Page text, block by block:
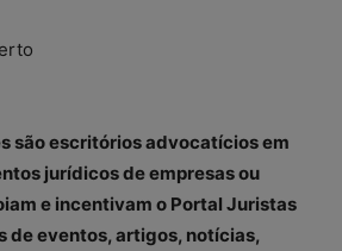
são escritórios advocatícios em
jurídicos de empresas ou
e incentivam o Portal Juristas
de eventos, artigos, notícias,